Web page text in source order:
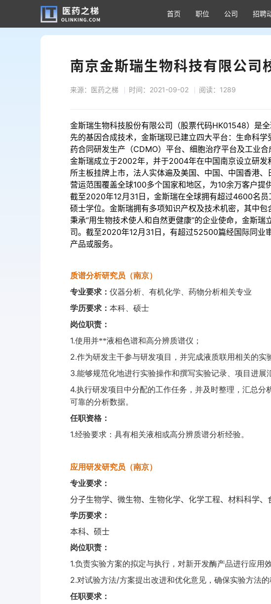
首页 职位 公司 招聘
南京金斯瑞生物科技有限公司
来源：医药之梯 时间：2021-09-02 阅读：1289
金斯瑞生物科技股份有限公司（股票代码HK01548）是
先的基因合成技术，金斯瑞现已建立四大平台：生命科
药合同研发生产（CDMO）平台、细胞治疗平台及工业合
金斯瑞成立于2002年，并于2004年在中国南京设立研发
所主板挂牌上市，法人实体遍及美国、中国、中国香港
营运范围覆盖全球100多个国家和地区，为10余万客户提
截至2020年12月31日，金斯瑞在全球拥有超过4600名
硕士学位。金斯瑞拥有多项知识产权及技术机密，其中包
秉承“用生物技术使人和自然更健康”的企业使命，金斯
司。截至2020年12月31日，有超过52500篇经国际同业
产品或服务。
质谱分析研究员（南京）
专业要求： 仪器分析、有机化学、药物分析相关专业
学历要求： 本科、硕士
岗位职责：
1.使用并**液相色谱和高分辨质谱仪；
2.作为研发主干参与研发项目，并完成液质联用相关的实
3.能够规范化地进行实验操作和撰写实验记录、项目进展
4.执行研发项目中分配的工作任务，并及时整理，汇总分
可靠的分析数据。
任职资格：
1.经验要求：具有相关液相或高分辨质谱分析经验。
应用研发研究员（南京）
专业要求：
分子生物学、微生物、生物化学、化学工程、材料科学、
学历要求：
本科、硕士
岗位职责：
1.负责实验方案的拟定与执行，对新开发酶产品进行应用
2.对试验方法/方案提出改进和优化意见，确保实验方法
任职要求：